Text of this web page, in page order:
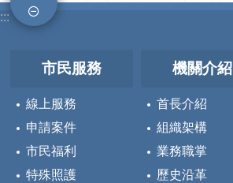
:::
市民服務
線上服務
申請案件
市民福利
特殊照護
機關介紹
首長介紹
組織架構
業務職掌
歷史沿革